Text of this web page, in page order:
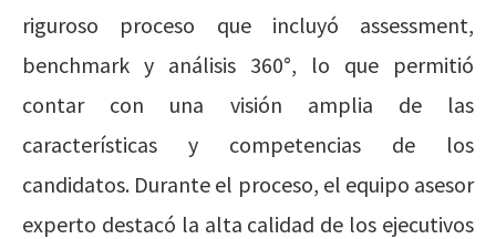
riguroso proceso que incluyó assessment,
benchmark y análisis 360°, lo que permitió
contar con una visión amplia de las
características y competencias de los
candidatos. Durante el proceso, el equipo asesor
experto destacó la alta calidad de los ejecutivos